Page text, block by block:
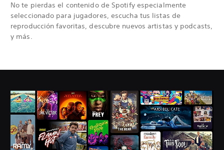
No te pierdas el contenido de Spotify especialmente
seleccionado para jugadores, escucha tus listas de
reproducción favoritas, descubre nuevos artistas y podcasts,
y más.